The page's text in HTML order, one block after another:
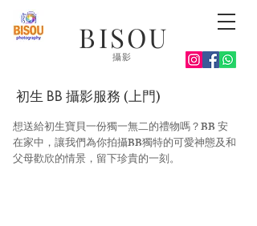
攝影
BISOU
初生 BB 攝影服務 (上門)
想送給初生寶貝一份獨一無二的禮物嗎？BB 安
在家中，讓我們為你拍攝BB獨特的可愛神態及和
父母歡欣的情景，留下珍貴的一刻。